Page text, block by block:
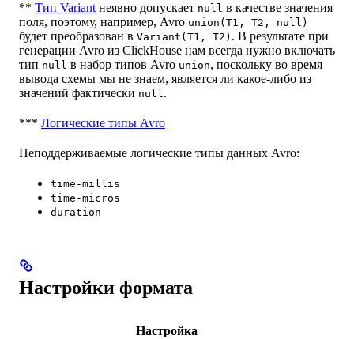
** Тип Variant неявно допускает null в качестве значения
поля, поэтому, например, Avro union(T1, T2, null)
будет преобразован в Variant(T1, T2) . В результате при
генерации Avro из ClickHouse нам всегда нужно включать
тип null в набор типов Avro union, поскольку во время
вывода схемы мы не знаем, является ли какое-либо из
значений фактически null.
*** Логические типы Avro
Неподдерживаемые логические типы данных Avro:
time-millis
time-micros
duration
Настройки формата
Настройка